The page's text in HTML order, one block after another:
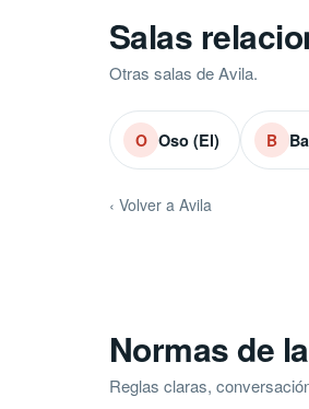
Salas
Otras salas de Avila.
O Oso (El) B
‹ Volver a Avila
Normas de
Reglas claras,